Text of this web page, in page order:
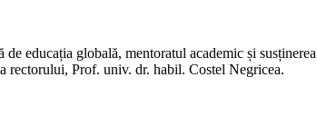
educația globală, mentoratul academic și
rectorului, Prof. univ. dr. habil. Costel Negricea.